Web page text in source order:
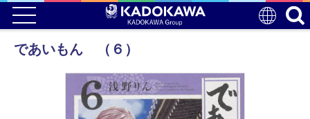
であいもん （６）